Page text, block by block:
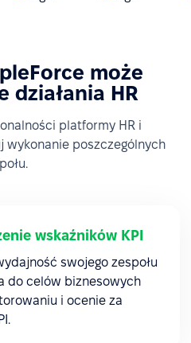
może
działania HR
platformy HR i
wykonanie poszczególnych
wskaźników KPI
swojego zespołu
do celów biznesowych
i ocenie za